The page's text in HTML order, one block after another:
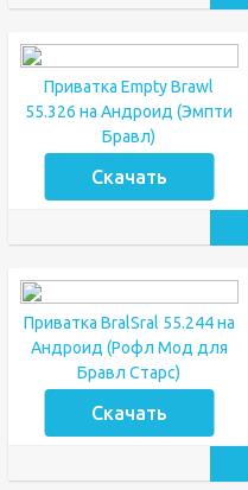
Приватка Empty Brawl
55.326 на Андроид (Эмпти
Бравл)
Скачать
Приватка BralSral 55.244 на
Андроид (Рофл Мод для
Бравл Старс)
Скачать